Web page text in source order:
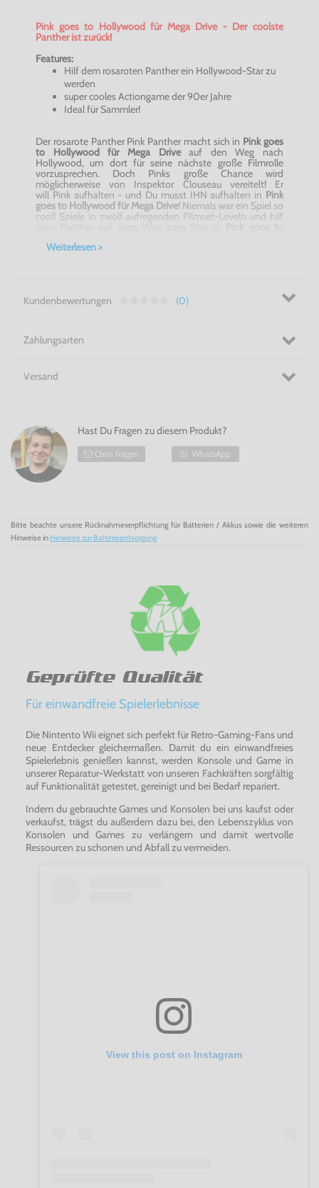
Pink goesto Hollywood für Mega Drive - Der coolste
Panther ist zurück!
Features:
Hilf dem rosaroten Panther ein Hollywood-Star zu
werden
super cooles Actiongame der90erJahre
Ideal für Sammler!
Der rosarote Panther Pink Panther macht sich in Pinkgoes
to Hollywood für Mega Driveauf den Weg nach
Hollywood, um dort für seine nächste große Filmrolle
vorzusprechen. Doch Pinks große Chance wird
möglicherweise von Inspektor Clouseauvereitelt! Er
will Pink aufhalten - und Du musst IHNaufhalten in Pink
goesto Hollywood für Mega Drive! Niemals war ein Spiel so
cool! Spiele in zwölf aufregenden FIlmset-Leveln und hilf
Weiterlesen >
Kundenbewertungen (0)
Zahlungsarten
Versand
Hast Du Fragen zu diesem Produkt?
Chris fragen WhatsApp
Bitte beachte unsere Rücknahmeverpflichtung für Batterien / Akkus sowie die weiteren
Hinweise in Hinweise zur Batterieentsorgung
Geprüfte Qualität
Für einwandfreie Spielerlebnisse
Die Nintento Wii eignet sich perfekt für Retro-Gaming-Fans und
neue Entdecker gleichermaßen. Damit du ein einwandfreies
Spielerlebnis genießen kannst, werden Konsole und Game in
unserer Reparatur-Werkstatt von unseren Fachkräften sorgfältig
auf Funktionalität getestet, gereinigt und bei Bedarf repariert.
Indem du gebrauchte Games und Konsolen bei uns kaufst oder
verkaufst, trägst du außerdem dazu bei, den Lebenszyklus von
Konsolen und Games zu verlängern und damit wertvolle
Ressourcen zu schonen und Abfall zu vermeiden.
View this post on Instagram